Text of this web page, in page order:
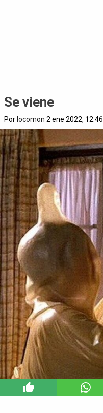
Se viene
Porlocomon 2 ene 2022, 12:46